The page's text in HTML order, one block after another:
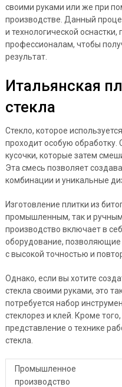
своими руками или же при
производстве. Данный
и технологической
профессионалам, чтобы
результат.
Итальянская
стекла
Стекло, которое
проходит особую обработку.
кусочки, которые затем
Эта смесь позволяет
комбинации и уникальные
Изготовление плитки из
промышленным, так и
производство включает в
оборудование, позволяющие
с высокой точностью и
Однако, если вы хотите
стекла своими руками, это
потребуется набор
стеклорез и клей. Кроме
представление о технике
стекла.
Промышленное
производство